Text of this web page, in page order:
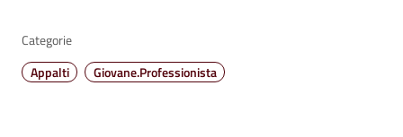
Categorie
Appalti
Giovane.Professionista